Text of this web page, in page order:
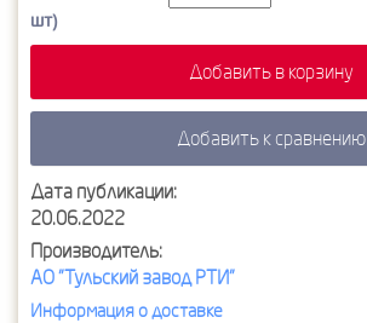
шт)
Добавить в корзину
Добавить к сравнению
Дата публикации:
20.06.2022
Производитель:
АО "Тульский завод РТИ"
Информация о доставке